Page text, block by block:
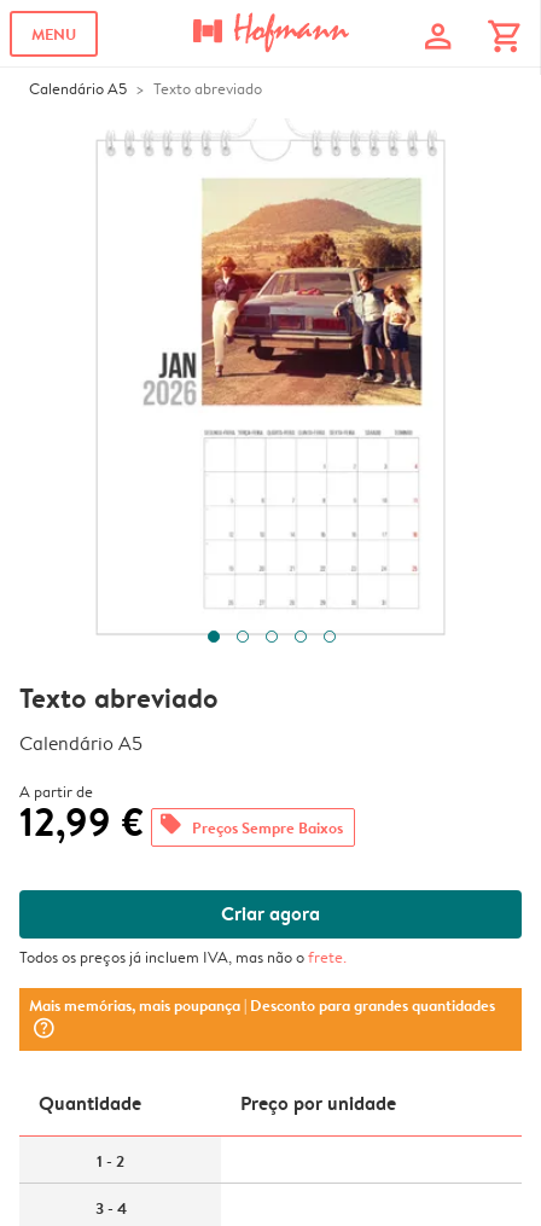
MENU profile shopping_cart
Calendário A5 Texto abreviado
Texto abreviado
Calendário A5
A partir de
12,99 € offers Preços Sempre Baixos
Criar agora
Todos os preços já incluem IVA, mas não ofrete.
Mais memórias, mais poupança| Desconto para grandes quantidades
question_mark_circle
Quantidade Preço por unidade
1 - 2
3 - 4